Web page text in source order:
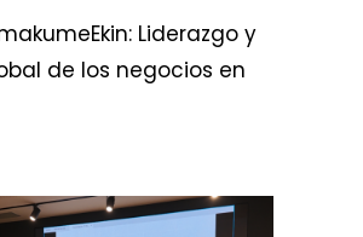
Liderazgo y
de los negocios en